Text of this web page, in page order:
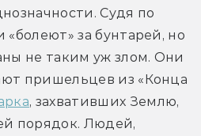
Судя по
«болеют» за бунтарей, но
не таким уж злом. Они
пришельцев из «Конца
, захвативших Землю,
порядок. Людей,